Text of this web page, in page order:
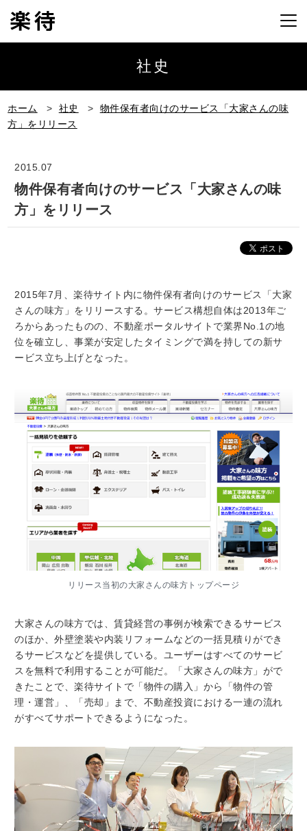
社史
ホーム > 社史 > 物件保有者向けのサービス「大家さんの味
方」をリリース
2015.07
物件保有者向けのサービス「大家さんの味
方」をリリース
2015年7月、楽待サイト内に物件保有者向けのサービス「大家
さんの味方」をリリースする。サービス構想自体は2013年ご
ろからあったものの、不動産ポータルサイトで業界No.1の地
位を確立し、事業が安定したタイミングで満を持しての新サ
ービス立ち上げとなった。
リリース当初の大家さんの味方トップページ
大家さんの味方では、賃貸経営の事例が検索できるサービス
のほか、外壁塗装や内装リフォームなどの一括見積りができ
るサービスなどを提供している。ユーザーはすべてのサービ
スを無料で利用することが可能だ。「大家さんの味方」がで
きたことで、楽待サイトで「物件の購入」から「物件の管
理・運営」、「売却」まで、不動産投資における一連の流れ
がすべてサポートできるようになった。